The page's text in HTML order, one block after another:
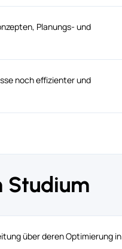
Planungs- und
noch effizienter und
Studium
über deren Optimierung in